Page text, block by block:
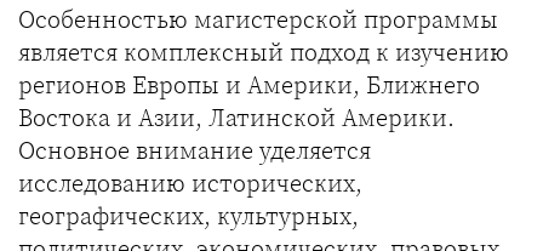
Особенностью магистерской программы
является комплексный подход к изучению
регионов Европы и Америки, Ближнего
Востока и Азии, Латинской Америки.
Основное внимание уделяется
исследованию исторических,
географических, культурных,